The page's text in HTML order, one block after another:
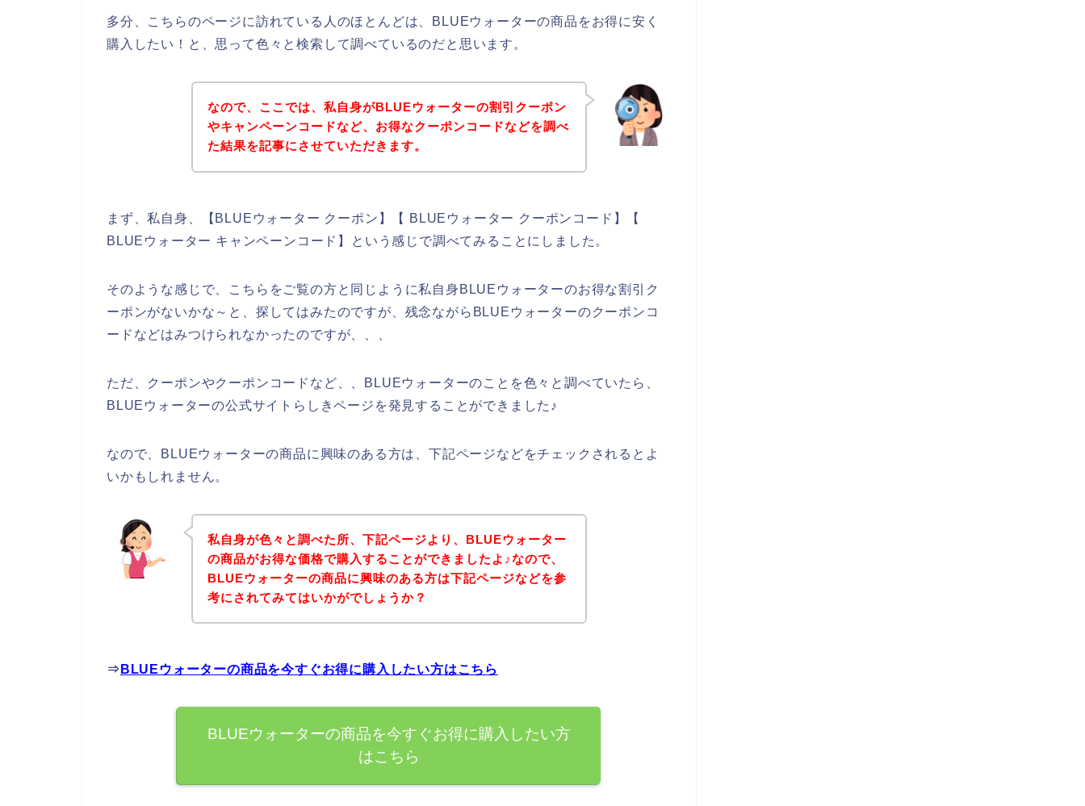
多分、こちらのページに訪れている人のほとんどは、BLUEウォーターの商品をお得に安く
購入したい！と、思って色々と検索して調べているのだと思います。
なので、ここでは、私自身がBLUEウォーターの割引クーポン
やキャンペーンコードなど、お得なクーポンコードなどを調べ
た結果を記事にさせていただきます。
まず、私自身、【BLUEウォーター クーポン】【 BLUEウォーター クーポンコード】【
BLUEウォーター キャンペーンコード】という感じで調べてみることにしました。
そのような感じで、こちらをご覧の方と同じように私自身BLUEウォーターのお得な割引ク
ーポンがないかな～と、探してはみたのですが、残念ながらBLUEウォーターのクーポンコ
ードなどはみつけられなかったのですが、、、
ただ、クーポンやクーポンコードなど、、BLUEウォーターのことを色々と調べていたら、
BLUEウォーターの公式サイトらしきページを発見することができました♪
なので、BLUEウォーターの商品に興味のある方は、下記ページなどをチェックされるとよ
いかもしれません。
私自身が色々と調べた所、下記ページより、BLUEウォーター
の商品がお得な価格で購入することができましたよ♪なので、
BLUEウォーターの商品に興味のある方は下記ページなどを参
考にされてみてはいかがでしょうか？
⇒ BLUEウォーターの商品を今すぐお得に購入したい方はこちら
BLUEウォーターの商品を今すぐお得に購入したい方
はこちら